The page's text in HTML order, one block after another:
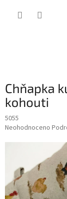
Chňapka
kohouti
5055
Průměrné
5
hvězdiček.
Neohodnoceno